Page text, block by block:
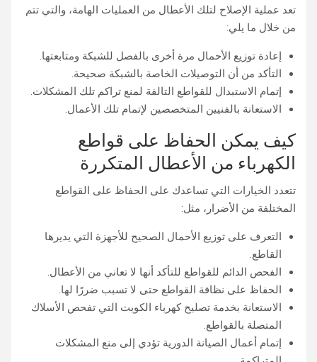
تعد عملية الإصلاح لتلك الأعطال من العمليات الهامة، والتي تتم
من خلال ما يلي:
إعادة توزيع الأحمال مرة أخرى بالفصل للشبكة ومتابعتها.
التأكد من أن التوصيلات الخاصة بالشبكة صحيحة.
إتمام الاستبدال للقواطع التالفة لمنع تراكم تلك المشكلات.
الاستعانة بالفنيين المتخصصين لإتمام تلك الأعمال.
كيف يمكن الحفاظ على قواطع
الكهرباء من الأعطال المتكررة
تتعدد الخيارات التي تساعدك على الحفاظ على القواطع
المختلفة من الأضرار، مثل:
التعرف على توزيع الأحمال الصحيح للأجهزة التي يديرها
القاطع.
الفحص الدائم للقواطع للتأكد أنها لا تعاني من الأعطال.
الحفاظ على نظافة القواطع حتى لا تسبب ضررًا لها.
الاستعانة بخدمة تصليح كهرباء الكويت التي تفحص الأسلاك
المتصلة بالقواطع.
إتمام أعمال الصيانة الدورية تؤدي إلى منع المشكلات